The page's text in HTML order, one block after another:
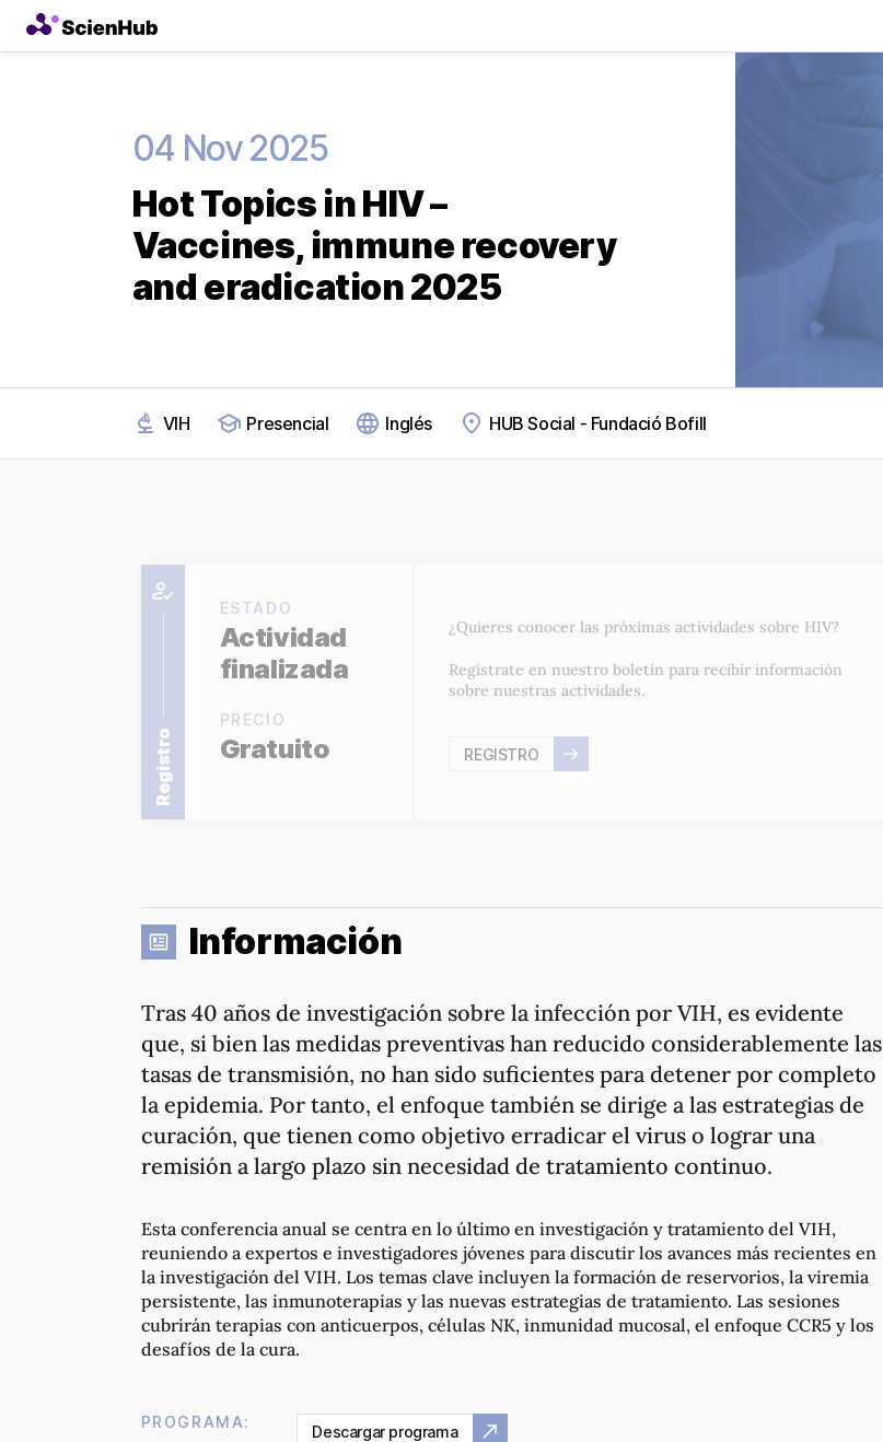
04 Nov 2025
Hot Topics in HIV –
Vaccines, immune recovery
and eradication 2025
VIH Presencial Inglés HUB Social - Fundació Bofill
Registro
ESTADO
Actividad
finalizada
PRECIO
Gratuito
¿Quieres conocer las próximas actividades sobre HIV?
Regístrate en nuestro boletín para recibir información
sobre nuestras actividades.
REGISTRO
Información
Tras 40 años de investigación sobre la infección por VIH, es evidente
que, si bien las medidas preventivas han reducido considerablemente las
tasas de transmisión, no han sido suficientes para detener por completo
la epidemia. Por tanto, el enfoque también se dirige a las estrategias de
curación, que tienen como objetivo erradicar el virus o lograr una
remisión a largo plazo sin necesidad de tratamiento continuo.
Esta conferencia anual se centra en lo último en investigación y tratamiento del VIH,
reuniendo a expertos e investigadores jóvenes para discutir los avances más recientes en
la investigación del VIH. Los temas clave incluyen la formación de reservorios, la viremia
persistente, las inmunoterapias y las nuevas estrategias de tratamiento. Las sesiones
cubrirán terapias con anticuerpos, células NK, inmunidad mucosal, el enfoque CCR5 y los
desafíos de la cura.
PROGRAMA: Descargar programa